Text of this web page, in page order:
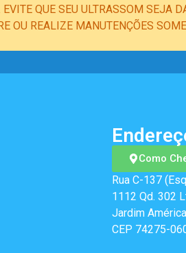
QUE SEU ULTRASSOM SEJA
OU REALIZE MANUTENÇÕES
Como
Rua C-137
1112 Qd. 302
Jardim
CEP 74275-